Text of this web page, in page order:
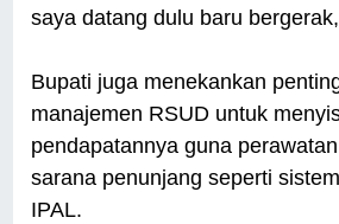
saya datang dulu baru
Bupati juga menekankan
manajemen RSUD untuk
pendapatannya guna
sarana penunjang seperti
IPAL.